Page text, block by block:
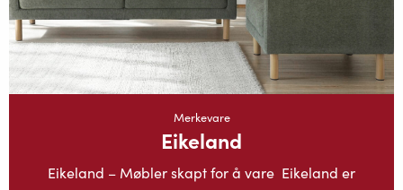
Merkevare
Eikeland
Eikeland – Møbler skapt for å vare Eikeland er